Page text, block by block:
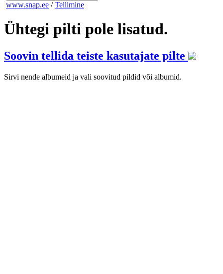
www.snap.ee / Tellimine
Ühtegi pilti pole lisatud.
Soovin tellida teiste kasutajate pilte
Sirvi nende albumeid ja vali soovitud pildid või albumid.